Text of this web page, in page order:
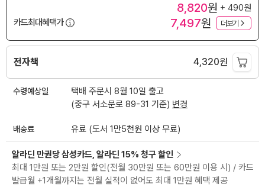
8,820원 + 490원
카드최대혜택가
7,497원 더보기
전자책 4,320원
수령예상일
택배 주문시 8월 10일 출고
(중구 서소문로 89-31 기준) 변경
배송료 유료 (도서 1만5천원 이상 무료)
알라딘 만권당 삼성카드, 알라딘 15% 청구 할인
최대 1만원 또는 2만원 할인(전월 30만원 또는 60만원 이용 시) / 카드
발급월 +1개월까지는 전월 실적이 없어도 최대 1만원 혜택 제공